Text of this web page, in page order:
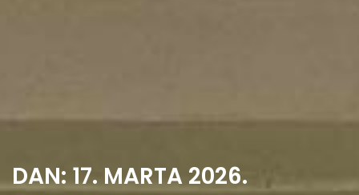
DAN: 17. MARTA 2026.